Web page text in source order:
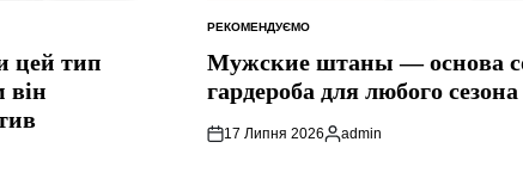
цей тип
він
ОПУБЛІКУВАТИ
РЕКОМЕНДУЄМО
Мужские штаны — основа
гардероба для любого сезона
17 Липня 2026
Опубліковано
admin